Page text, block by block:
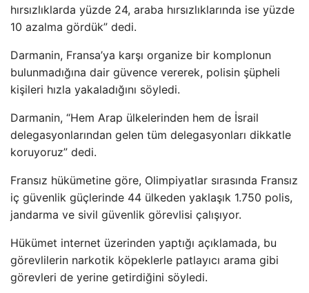
hırsızlıklarda yüzde 24, araba hırsızlıklarında ise yüzde
10 azalma gördük” dedi.
Darmanin, Fransa’ya karşı organize bir komplonun
bulunmadığına dair güvence vererek, polisin şüpheli
kişileri hızla yakaladığını söyledi.
Darmanin, “Hem Arap ülkelerinden hem de İsrail
delegasyonlarından gelen tüm delegasyonları dikkatle
koruyoruz” dedi.
Fransız hükümetine göre, Olimpiyatlar sırasında Fransız
iç güvenlik güçlerinde 44 ülkeden yaklaşık 1.750 polis,
jandarma ve sivil güvenlik görevlisi çalışıyor.
Hükümet internet üzerinden yaptığı açıklamada, bu
görevlilerin narkotik köpeklerle patlayıcı arama gibi
görevleri de yerine getirdiğini söyledi.